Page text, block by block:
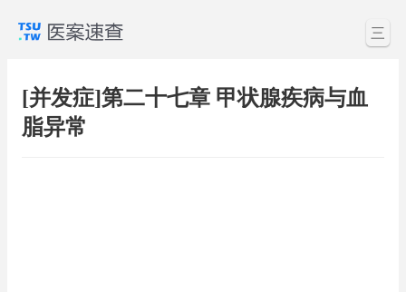
三
[并发症]第二十七章 甲状腺疾病与血
脂异常